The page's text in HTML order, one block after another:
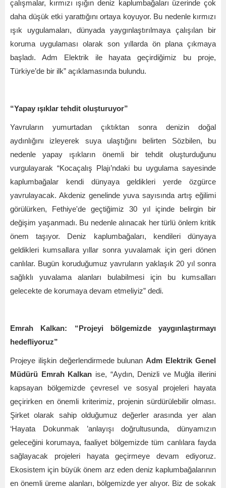
çalışmalar, kırmızı ışığın deniz kaplumbağaları üzerinde çok
daha düşük etki yarattığını ortaya koyuyor. Bu nedenle kırmızı
ışık uygulamaları, dünyada yaygınlaştırılmaya çalışılan bir
koruma uygulaması olarak son yıllarda ön plana çıkmaya
başladı. Adm Elektrik ile hayata geçirdiğimiz bu proje,
Türkiye’de bir ilk” açıklamasında bulundu.
“Yapay ışıklar tehdit oluşturuyor”
Yavruların yumurtadan çıktıktan sonra denizin doğal
aydınlığını izleyerek suya ulaştığını belirten Sözbilen, bu
nedenle yapay ışıkların önemli bir tehdit oluşturduğunu
vurgulayarak “Kocaçalış Plajı’ndaki bu uygulama sayesinde
kaplumbağalar kendi dünyaya geldikleri yerde özgürce
yavrulayacak. Akdeniz genelinde yuva sayısında artış eğilimi
görülürken, Fethiye'de geçtiğimiz 30 yıl içinde belirgin bir
değişim yaşanmadı. Bu nedenle alınacak her türlü önlem kritik
önem taşıyor. Deniz kaplumbağaları, kendileri dünyaya
geldikleri kumsallara yıllar sonra yuvalamak için geri dönen
canlılar. Bugün koruduğumuz yavruların yaklaşık 20 yıl sonra
sağlıklı yuvalama alanları bulabilmesi için bu kumsalları
gelecekte de korumaya devam etmeliyiz” dedi.
Emrah Kalkan: “Projeyi bölgemizde yaygınlaştırmayı
hedefliyoruz”
Projeye ilişkin değerlendirmede bulunanAdm Elektrik Genel
Müdürü Emrah Kalkan ise, “Aydın, Denizli ve Muğla illerini
kapsayan bölgemizde çevresel ve sosyal projeleri hayata
geçirirken en önemli kriterimiz, projenin sürdürülebilir olması.
Şirket olarak sahip olduğumuz değerler arasında yer alan
‘Hayata Dokunmak ’anlayışı doğrultusunda, dünyamızın
geleceğini korumaya, faaliyet bölgemizde tüm canlılara fayda
sağlayacak projeleri hayata geçirmeye devam ediyoruz.
Ekosistem için büyük önem arz eden deniz kaplumbağalarının
en önemli üreme alanları, bölgemizde yer alıyor. Biz de sokak